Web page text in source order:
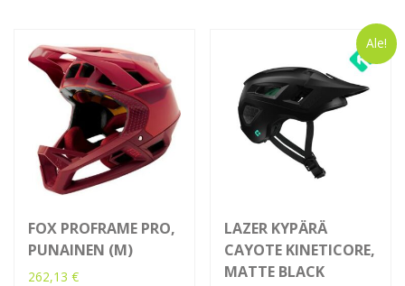
tuotteen
sivulla.
tuotteen
sivulla.
FOX PROFRAME PRO,
PUNAINEN (M)
262,13 €
Ale!
LAZER KYPÄRÄ
CAYOTE KINETICORE,
MATTE BLACK